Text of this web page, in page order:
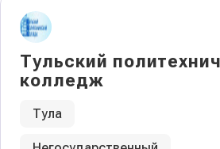
Тульский
колледж
Тула